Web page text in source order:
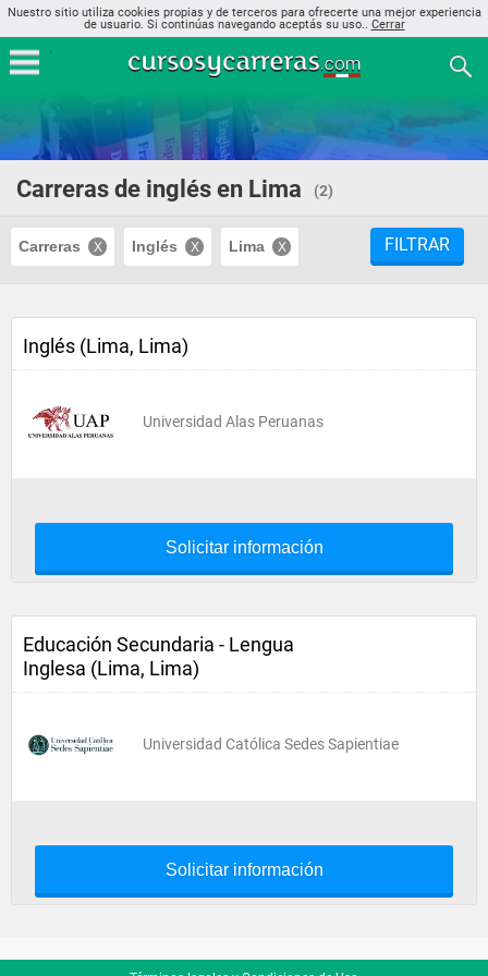
Nuestro sitio utiliza cookies propias y de terceros para ofrecerte una mejor experiencia
de usuario. Si continúas navegando aceptás su uso.. Cerrar
Carreras de inglés en Lima (2)
Carreras Inglés Lima FILTRAR
Inglés (Lima, Lima)
Universidad Alas Peruanas
Solicitar información
Educación Secundaria - Lengua
Inglesa (Lima, Lima)
Universidad Católica Sedes Sapientiae
Solicitar información